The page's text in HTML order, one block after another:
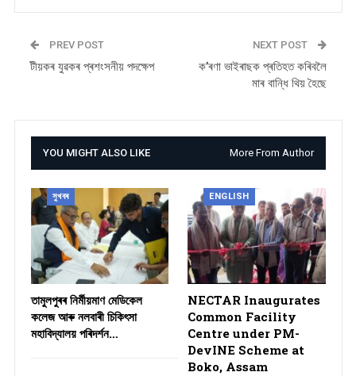
PREV POST
টীয়কৰ যুৱকৰ প্ৰশংসনীয় পদক্ষেপ
NEXT POST
ক’ৰণা ভাইৰাছক প্ৰতিহত কৰিবলৈ
মাৰ বান্ধি থিয় হৈছে
YOU MIGHT ALSO LIKE More From Author
সুখবৰ
তামুলপুৰৰ নিৰ্মীয়মাণ মেডিকেল
কলেজ আৰু নলবাৰী চিকিৎসা
মহাবিদ্যালয় পৰিদৰ্শন…
ENGLISH
NECTAR Inaugurates
Common Facility
Centre under PM-
DevINE Scheme at
Boko, Assam